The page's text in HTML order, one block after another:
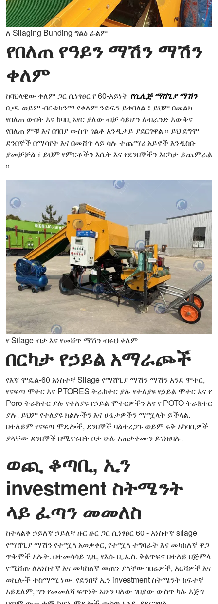
ለ Silaging Bunding ግልፅ ፊልም
የበለጠ የዓይን ማሽን ማሽን
ቀለም
ከባህላዊው ቀለም ጋር ሲነፃፀር የ 60-አይነት የሲሊጅ ማሸጊያ ማሽን
ቢጫ ወይም ብርቱካንማ የቀለም ንድፍን ይቀበላል ፣ ይህም በመልክ
የበለጠ ውበት እና ከባቢ አየር ያለው ብቻ ሳይሆን ለብራንድ እውቅና
የበለጠ ምቹ እና በገበያ ውስጥ ጎልቶ እንዲታይ ያደርገዋል ፡፡ ይህ ደግሞ
ደንበኞች በማሳየት እና በመሸጥ ላይ ሳሉ ተጨማሪ አይኖች እንዲስቡ
ያመቻቻል ፣ ይህም የምርቶችን እሴት እና የደንበኞችን እርካታ ይጨምራል
፡፡
የ Silage ብቃ እና የመሸጥ ማሽን ብሩህ ቀለም
በርካታ የኃይል አማራጮች
የእኛ ሞዴል-60 አነስተኛ Silage የማሸጊያ ማሽን ማሽን እንደ ሞተር,
የናፍጣ ሞተር እና PTORES ትራክተር ያሉ የተለያዩ የኃይል ሞተር እና የ
Poro ትራክተር ያሉ የተለያዩ የኃይል ሞተርዎችን እና የ POTO ትራክተር
ያሉ, ይህም የተለያዩ ክልሎችን እና ሁኔታዎችን ማሟላት ይችላል.
በተለይም የናፍጣ ሞዴሎች, ደንበኞች ባልተረጋጉ ወይም ሩቅ አካባቢዎች
ያላቸው ደንበኞች በሚኖሩበት ቦታ ሁሉ አጠቃቀሙን ይገነዘባሉ.
ወጪ ቆጣቢ, ኢን
investment ስትሜንት
ላይ ፈጣን መመለስ
ከትላልቅ ኃይለኛ ኃይለኛ ዙር ዙር ጋር ሲነፃፀር 60 - አነስተኛ silage
የማሸጊያ ማሽን የተሟላ አወቃቀር, የተሟላ ተግባራት እና መካከለኛ ዋጋ
ጥቅሞች አሉት. በተመሳሳይ ጊዜ, የእሱ ቢ.ኤስ. ቅልጥፍና በተለይ በጅምላ
የሚሸጡ ለአነስተኛ እና መካከለኛ መጠን ያላቸው ገበሬዎች, እርሻዎች እና
ወኪሎች ተስማሚ ነው. የደንበኛ ኢን investment ስትሜንት ከፍተኛ
አይደለም, ግን የመመለሻ ፍጥነት አሁን ባለው ገበያው ውስጥ ካሉ እጅግ